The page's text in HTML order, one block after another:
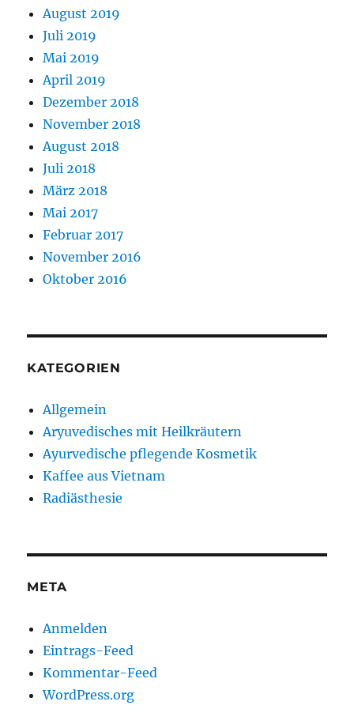
August 2019
Juli 2019
Mai 2019
April 2019
Dezember 2018
November 2018
August 2018
Juli 2018
März 2018
Mai 2017
Februar 2017
November 2016
Oktober 2016
KATEGORIEN
Allgemein
Aryuvedisches mit Heilkräutern
Ayurvedische pflegende Kosmetik
Kaffee aus Vietnam
Radiästhesie
META
Anmelden
Eintrags-Feed
Kommentar-Feed
WordPress.org